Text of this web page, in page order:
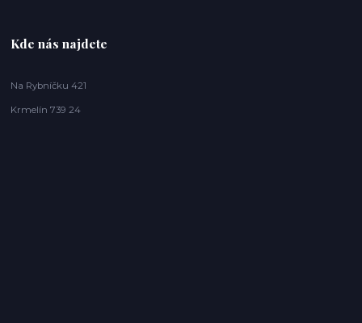
Kde nás najdete
Na Rybníčku 421
Krmelín 739 24